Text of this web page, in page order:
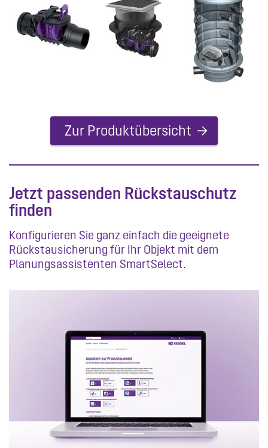
Zur Produktübersicht
Jetzt passenden Rückstauschutz
finden
Konfigurieren Sie ganz einfach die geeignete
Rückstausicherung für Ihr Objekt mit dem
Planungsassistenten SmartSelect.